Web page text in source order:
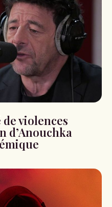
violences
d’Anouchka